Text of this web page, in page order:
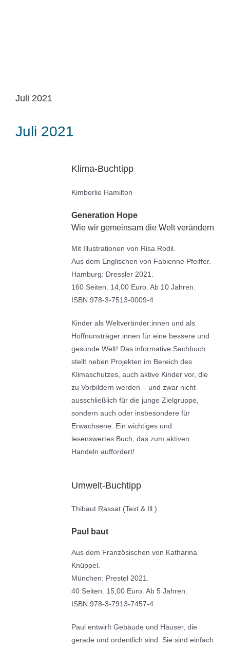
Juli 2021
Juli 2021
Klima-Buchtipp
Kimberlie Hamilton
Generation Hope
Wie wir gemeinsam die Welt verändern
Mit Illustrationen von Risa Rodil.
Aus dem Englischen von Fabienne Pfeiffer.
Hamburg: Dressler 2021.
160 Seiten. 14,00 Euro. Ab 10 Jahren.
ISBN 978-3-7513-0009-4
Kinder als Weltveränder:innen und als
Hoffnunsträger:innen für eine bessere und
gesunde Welt! Das informative Sachbuch
stellt neben Projekten im Bereich des
Klimaschutzes, auch aktive Kinder vor, die
zu Vorbildern werden – und zwar nicht
ausschließlich für die junge Zielgruppe,
sondern auch oder insbesondere für
Erwachsene. Ein wichtiges und
lesenswertes Buch, das zum aktiven
Handeln auffordert!
Umwelt-Buchtipp
Thibaut Rassat (Text & Ill.)
Paul baut
Aus dem Französischen von Katharina
Knüppel.
München: Prestel 2021.
40 Seiten. 15,00 Euro. Ab 5 Jahren.
ISBN 978-3-7913-7457-4
Paul entwirft Gebäude und Häuser, die
gerade und ordentlich sind. Sie sind einfach